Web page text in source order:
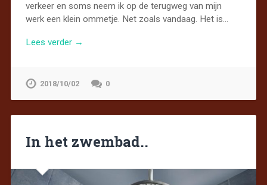
verkeer en soms neem ik op de terugweg van mijn
werk een klein ommetje. Net zoals vandaag. Het is…
Lees verder →
2018/10/02 0
In het zwembad..